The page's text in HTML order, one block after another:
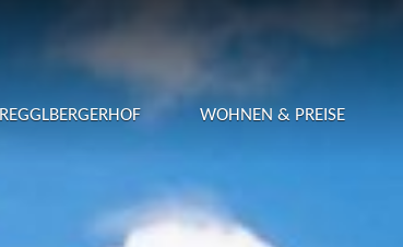
REGGLBERGERHOF WOHNEN & PREISE